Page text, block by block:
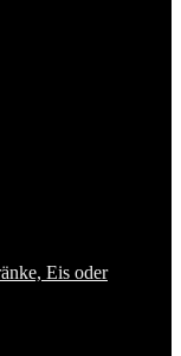
Eis oder